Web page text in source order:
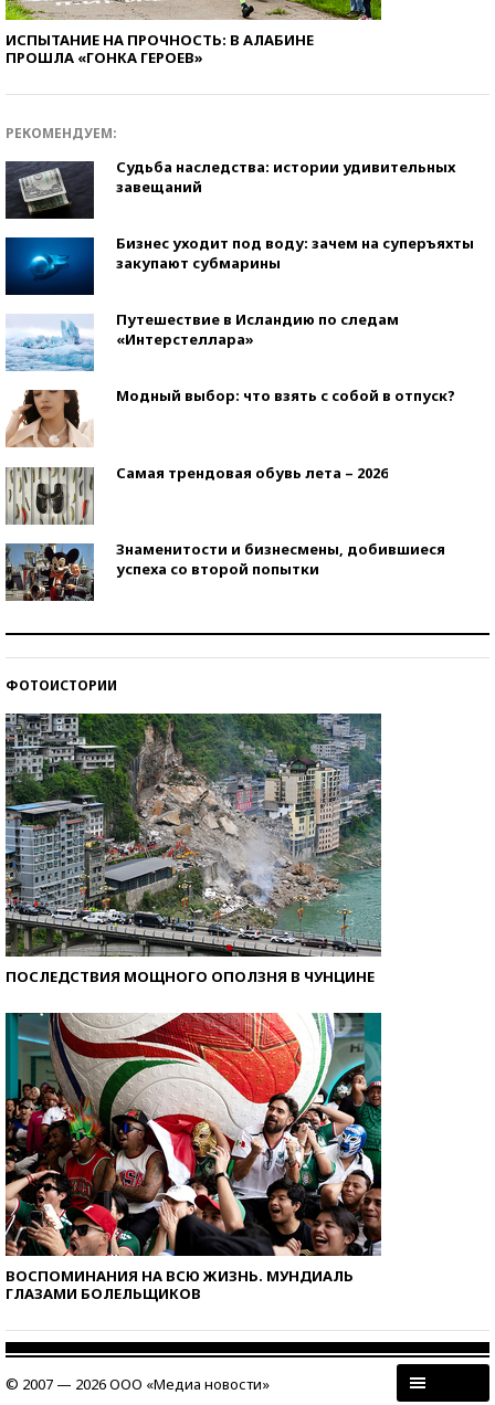
ИСПЫТАНИЕ НА ПРОЧНОСТЬ: В АЛАБИНЕ
ПРОШЛА «ГОНКА ГЕРОЕВ»
РЕКОМЕНДУЕМ:
Судьба наследства: истории удивительных
завещаний
Бизнес уходит под воду: зачем на суперъяхты
закупают субмарины
Путешествие в Исландию по следам
«Интерстеллара»
Модный выбор: что взять с собой в отпуск?
Самая трендовая обувь лета – 2026
Знаменитости и бизнесмены, добившиеся
успеха со второй попытки
ФОТОИСТОРИИ
ПОСЛЕДСТВИЯ МОЩНОГО ОПОЛЗНЯ В ЧУНЦИНЕ
ВОСПОМИНАНИЯ НА ВСЮ ЖИЗНЬ. МУНДИАЛЬ
ГЛАЗАМИ БОЛЕЛЬЩИКОВ
© 2007 — 2026 ООО «Медиа новости»